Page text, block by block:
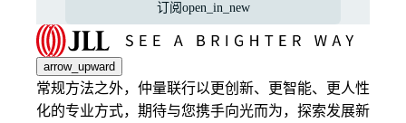
订阅 open_in_new
arrow_upward
常规方法之外，仲量联行以更创新、更智能、更人性
化的专业方式，期待与您携手向光而为，探索发展新